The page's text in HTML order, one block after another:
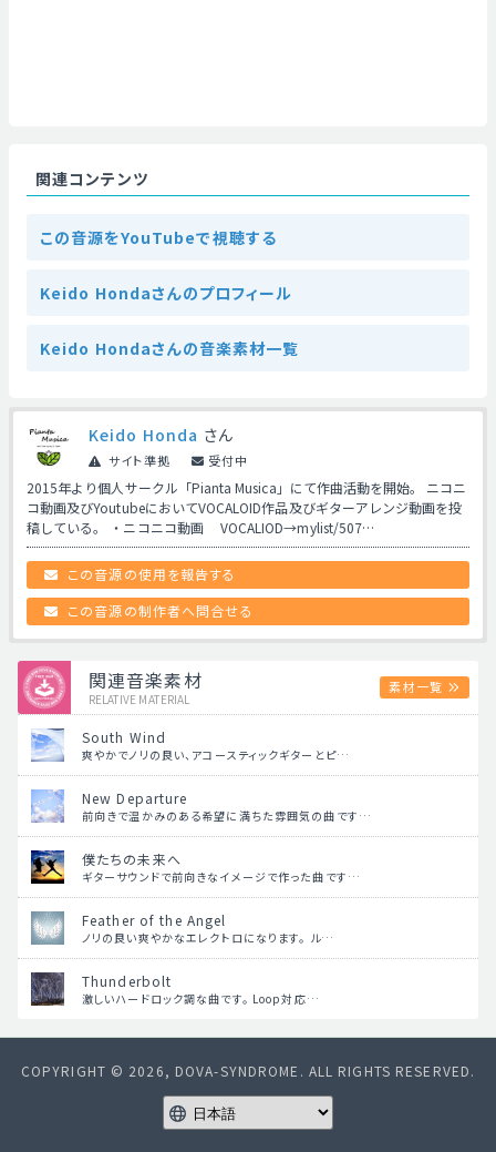
関連コンテンツ
この音源をYouTubeで視聴する
Keido Hondaさんのプロフィール
Keido Hondaさんの音楽素材一覧
Keido Honda さん
サイト準拠 受付中
2015年より個人サークル「Pianta Musica」にて作曲活動を開始。 ニコニ
コ動画及びYoutubeにおいてVOCALOID作品及びギターアレンジ動画を投
稿している。 ・ニコニコ動画 VOCALIOD→mylist/507…
この音源の使用を報告する
この音源の制作者へ問合せる
関連音楽素材
RELATIVE MATERIAL
素材一覧
South Wind
爽やかでノリの良い、アコースティックギターとピ…
New Departure
前向きで温かみのある希望に満ちた雰囲気の曲です…
僕たちの未来へ
ギターサウンドで前向きなイメージで作った曲です…
Feather of the Angel
ノリの良い爽やかなエレクトロになります。 ル…
Thunderbolt
激しいハードロック調な曲です。 Loop対応…
COPYRIGHT © 2026, DOVA-SYNDROME. ALL RIGHTS RESERVED.